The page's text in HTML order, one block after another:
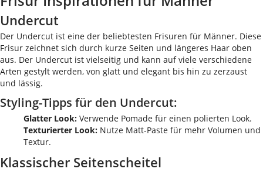
Undercut
Der Undercut ist eine der beliebtesten Frisuren für Männer. Diese
Frisur zeichnet sich durch kurze Seiten und längeres Haar oben
aus. Der Undercut ist vielseitig und kann auf viele verschiedene
Arten gestylt werden, von glatt und elegant bis hin zu zerzaust
und lässig.
Styling-Tipps für den Undercut:
Glatter Look: Verwende Pomade für einen polierten Look.
Texturierter Look: Nutze Matt-Paste für mehr Volumen und
Textur.
Klassischer Seitenscheitel